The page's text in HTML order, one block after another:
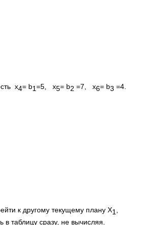
х4= b1=5, х5= b2 =7, х6= b3 =4.
к другому текущему плану Х1,
таблицу сразу, не вычисляя.